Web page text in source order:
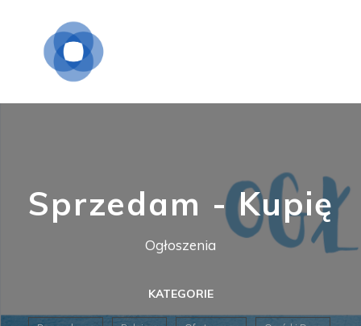
Sprzedam - Kupię
Ogłoszenia
KATEGORIE